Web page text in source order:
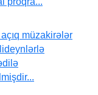
müzakirələr